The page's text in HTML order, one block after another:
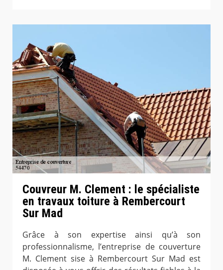
Couvreur M. Clement : le spécialiste
en travaux toiture à Rembercourt
Sur Mad
Grâce à son expertise ainsi qu’à son
professionnalisme, l’entreprise de couverture
M. Clement sise à Rembercourt Sur Mad est